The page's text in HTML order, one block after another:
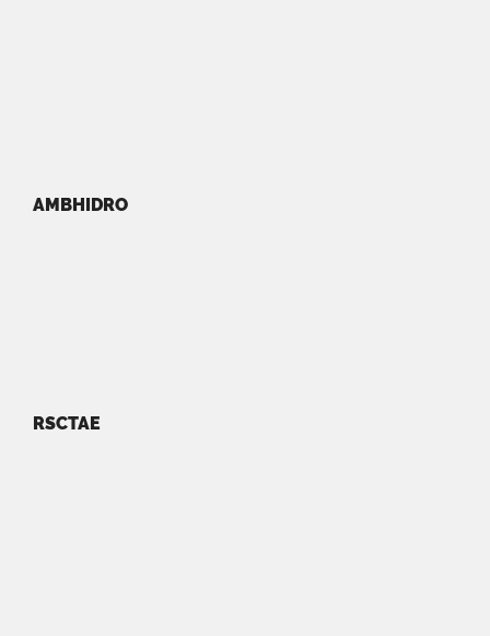
AMBHIDRO
RSCTAE